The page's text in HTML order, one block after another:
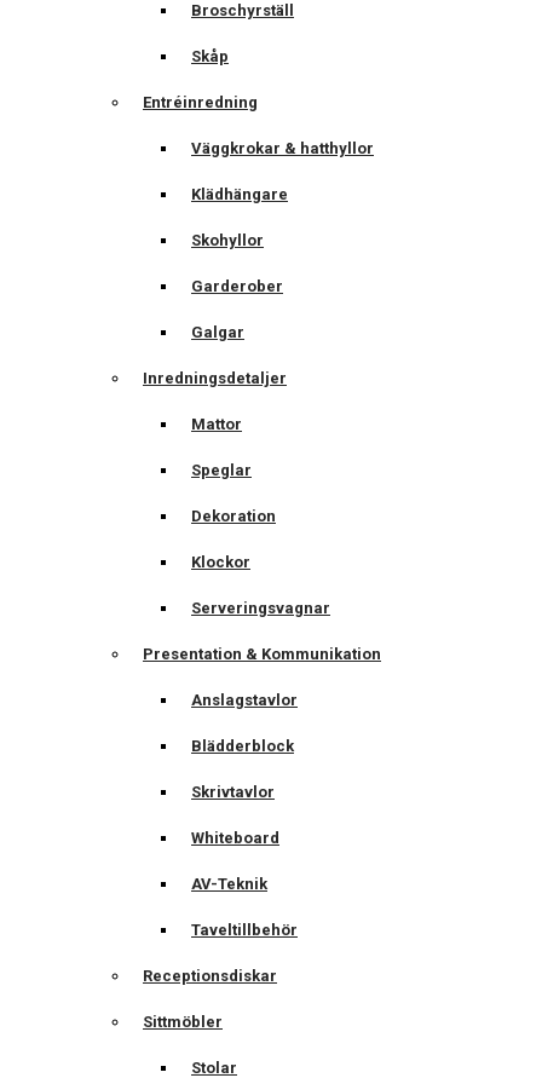
Broschyrställ
Skåp
Entréinredning
Väggkrokar & hatthyllor
Klädhängare
Skohyllor
Garderober
Galgar
Inredningsdetaljer
Mattor
Speglar
Dekoration
Klockor
Serveringsvagnar
Presentation & Kommunikation
Anslagstavlor
Blädderblock
Skrivtavlor
Whiteboard
AV-Teknik
Taveltillbehör
Receptionsdiskar
Sittmöbler
Stolar